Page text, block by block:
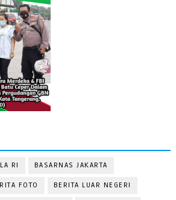
RI BASARNAS JAKARTA
FOTO BERITA LUAR NEGERI